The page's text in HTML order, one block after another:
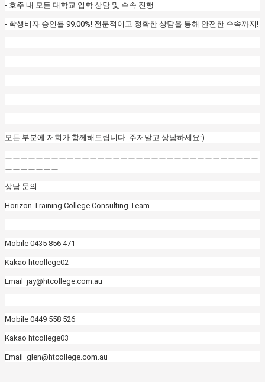
- 호주 내 모든 대학교 입학 상담 및 수속 진행
- 학생비자 승인률 99.00%! 전문적이고 정확한 상담을 통해 안전한 수속까지!
모든 부분에 저희가 함께해드립니다. 주저말고 상담하세요:)
ㅡㅡㅡㅡㅡㅡㅡㅡㅡㅡㅡㅡㅡㅡㅡㅡㅡㅡㅡㅡㅡㅡㅡㅡㅡㅡㅡㅡㅡㅡㅡㅡㅡ
ㅡㅡㅡㅡㅡㅡㅡ
상담 문의
Horizon Training College Consulting Team
Mobile 0435 856 471
Kakao htcollege02
Email jay@htcollege.com.au
Mobile 0449 558 526
Kakao htcollege03
Email glen@htcollege.com.au